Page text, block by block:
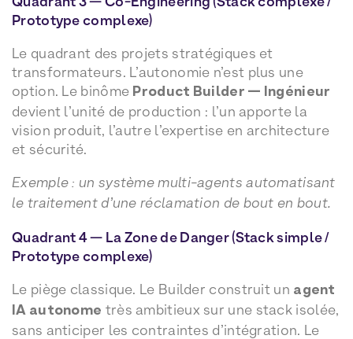
Prototype complexe)
Le quadrant des projets stratégiques et
transformateurs. L’autonomie n’est plus une
option. Le binôme Product Builder — Ingénieur
devient l’unité de production : l’un apporte la
vision produit, l’autre l’expertise en architecture
et sécurité.
Exemple : un système multi-agents automatisant
le traitement d’une réclamation de bout en bout.
Quadrant 4 — La Zone de Danger (Stack simple /
Prototype complexe)
Le piège classique. Le Builder construit un agent
IA autonome très ambitieux sur une stack isolée,
sans anticiper les contraintes d’intégration. Le